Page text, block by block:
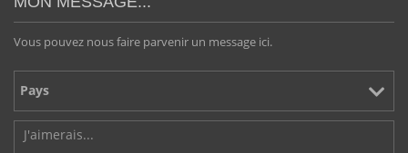
Vous pouvez nous faire parvenir un message ici.